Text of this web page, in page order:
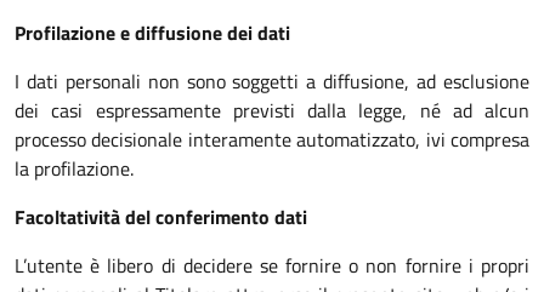
Profilazione e diffusione dei dati
I dati personali non sono soggetti a diffusione, ad esclusione
dei casi espressamente previsti dalla legge, né ad alcun
processo decisionale interamente automatizzato, ivi compresa
la profilazione.
Facoltatività del conferimento dati
L’utente è libero di decidere se fornire o non fornire i propri